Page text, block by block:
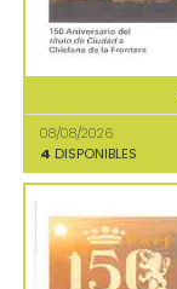
08/08/2026
4 DISPONIBLES